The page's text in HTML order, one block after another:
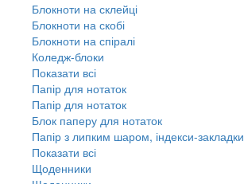
Блокноти на склейці
Блокноти на скобі
Блокноти на спіралі
Коледж-блоки
Показати всі
Папір для нотаток
Папір для нотаток
Блок паперу для нотаток
Папір з липким шаром, індекси-закладки
Показати всі
Щоденники